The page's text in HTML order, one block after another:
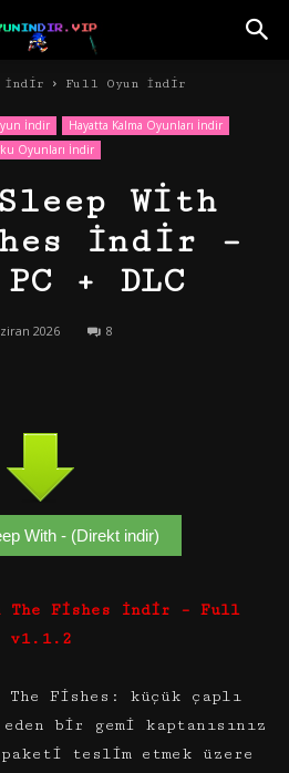
İndir Full Oyun İndir
İndir
Hayatta Kalma Oyunları İndir
Oyunları İndir
With
İndir –
+ DLC
2026 8
With - (Direkt indir)
The Fishes İndir – Full
v1.1.2
The Fishes: küçük çaplı
bir gemi kaptanısınız
teslim etmek üzere